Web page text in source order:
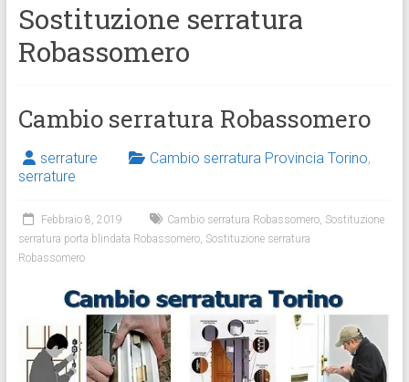
Sostituzione serratura
Robassomero
Cambio serratura Robassomero
serrature Cambio serratura Provincia Torino,
serrature
Febbraio 8, 2019 Cambio serratura Robassomero, Sostituzione
serratura porta blindata Robassomero, Sostituzione serratura
Robassomero